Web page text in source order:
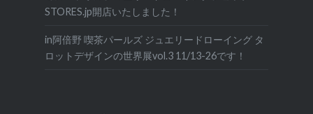
STORES.jp開店いたしました！
in阿倍野 喫茶パールズ ジュエリードローイング タ
ロットデザインの世界展vol.3 11/13-26です！